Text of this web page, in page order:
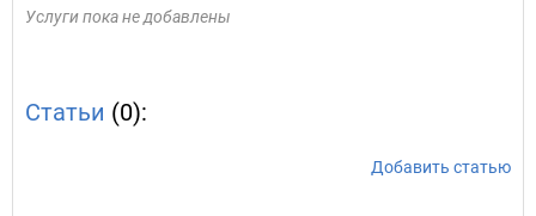
Услуги пока не добавлены
Статьи (0):
Добавить статью